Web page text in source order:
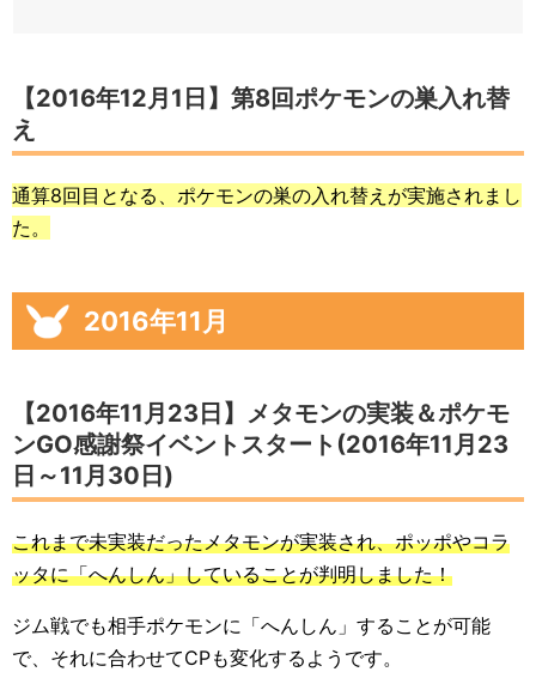
【2016年12月1日】第8回ポケモンの巣入れ替
え
通算8回目となる、ポケモンの巣の入れ替えが実施されまし
た。
2016年11月
【2016年11月23日】メタモンの実装＆ポケモ
ンGO感謝祭イベントスタート(2016年11月23
日～11月30日)
これまで未実装だったメタモンが実装され、ポッポやコラ
ッタに「へんしん」していることが判明しました！
ジム戦でも相手ポケモンに「へんしん」することが可能
で、それに合わせてCPも変化するようです。